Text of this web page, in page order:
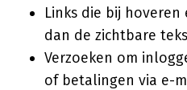
Links die bij
dan de zichtbare
Verzoeken om
of betalingen via e-